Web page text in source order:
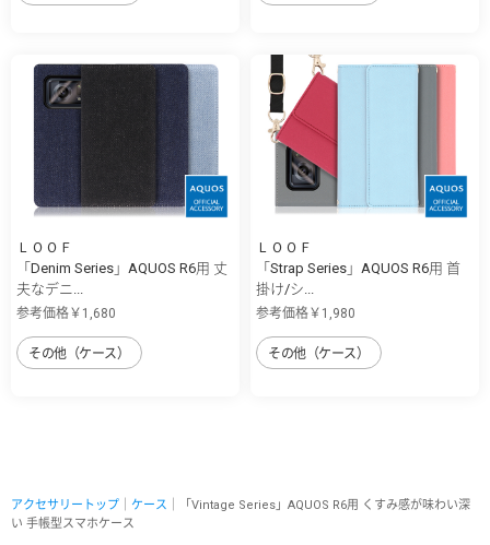
ＬＯＯＦ
「Denim Series」AQUOS R6用 丈
夫なデニ...
参考価格￥1,680
その他（ケース）
ＬＯＯＦ
「Strap Series」AQUOS R6用 首
掛け/シ...
参考価格￥1,980
その他（ケース）
アクセサリートップ ケース ｜「Vintage Series」AQUOS R6用 くすみ感が味わい深
い 手帳型スマホケース